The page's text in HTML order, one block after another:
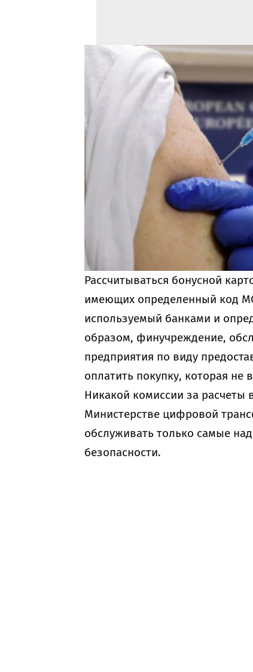
Рассчитываться бонусной
имеющих определенный код
используемый банками и
образом, финучреждение,
предприятия по виду
оплатить покупку, которая не
Никакой комиссии за расчеты
Министерстве цифровой
обслуживать только самые
безопасности.